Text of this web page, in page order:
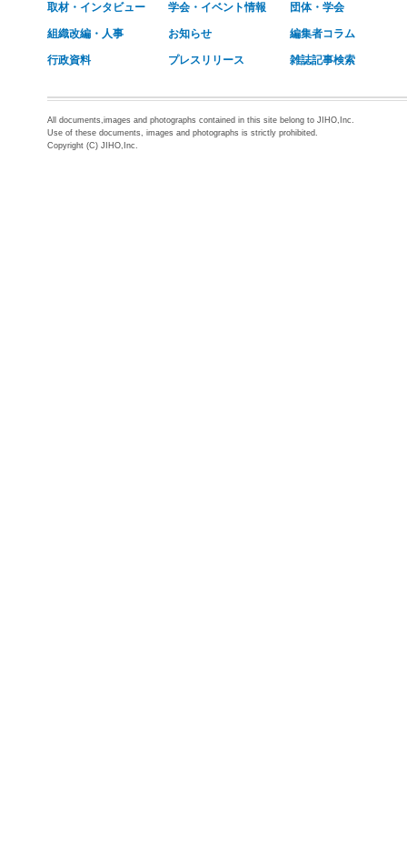
取材・インタビュー 学会・イベント情報 団体・学会
組織改編・人事 お知らせ 編集者コラム
行政資料 プレスリリース 雑誌記事検索
All documents,images and photographs contained in this site belong to JIHO,Inc.
Use of these documents, images and photographs is strictly prohibited.
Copyright (C) JIHO,Inc.